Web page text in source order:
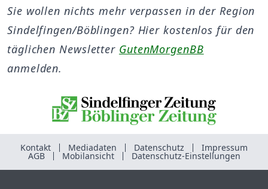
Sie wollen nichts mehr verpassen in der Region
Sindelfingen/Böblingen? Hier kostenlos für den
täglichen Newsletter GutenMorgenBB
anmelden.
Kontakt Mediadaten Datenschutz Impressum
AGB Mobilansicht Datenschutz-Einstellungen